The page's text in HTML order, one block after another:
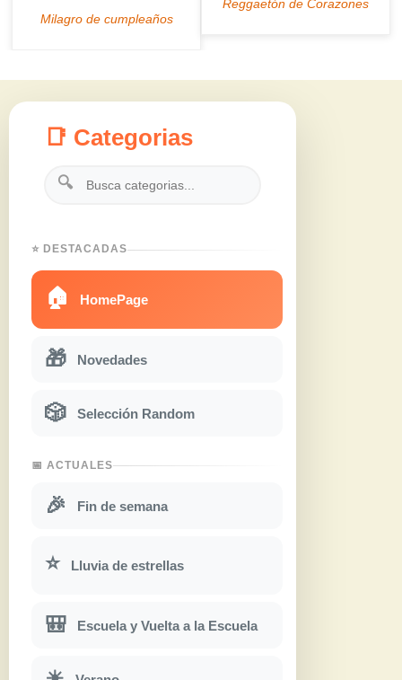
📑 Categorias
🔍
⭐ DESTACADAS
🏠 HomePage
🎁 Novedades
🎲 Selección Random
📅 ACTUALES
🎉 Fin de semana
⭐ Lluvia de estrellas
🎒 Escuela y Vuelta a la Escuela